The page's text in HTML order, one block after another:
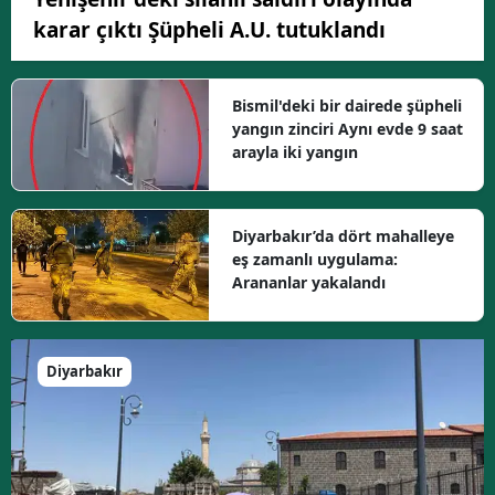
karar çıktı Şüpheli A.U. tutuklandı
Bismil'deki bir dairede şüpheli
yangın zinciri Aynı evde 9 saat
arayla iki yangın
Diyarbakır’da dört mahalleye
eş zamanlı uygulama:
Arananlar yakalandı
Diyarbakır